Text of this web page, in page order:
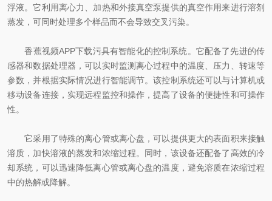
浮液。它利用离心力、加热和外接真空泵提供的真空作用来进行溶剂
蒸发，可同时处理多个样品而不会导致交叉污染。
香蕉视频APP下载污具有智能化的控制系统。它配备了先进的传
感器和数据处理器，可以实时监测离心过程中的温度、压力、转速等
参数，并根据实际情况进行智能调节。该控制系统还可以与计算机或
移动设备连接，实现远程监控和操作，提高了设备的便捷性和可操作
性。
它采用了特殊的离心管或离心盘，可以提供更大的表面积来接触
溶质，加快溶液的蒸发和浓缩过程。同时，该设备还配备了高效的冷
却系统，可以迅速降低离心管或离心盘的温度，避免溶质在浓缩过程
中的热解或降解。